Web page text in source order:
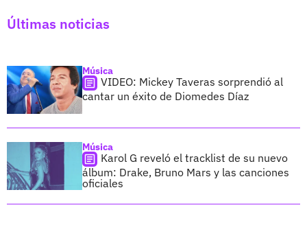
Últimas noticias
Música
VIDEO: Mickey Taveras sorprendió al
cantar un éxito de Diomedes Díaz
Música
Karol G reveló el tracklist de su nuevo
álbum: Drake, Bruno Mars y las canciones
oficiales